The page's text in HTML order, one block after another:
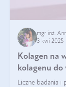
mgr inż.
3 kwi 2025
Kolagen na
kolagenu do
Liczne badania